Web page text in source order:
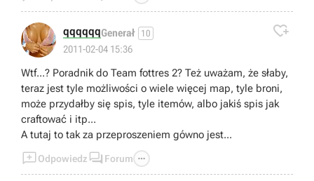
qqqqqqGenerał 10
2011-02-04 15:36

Wtf...? Poradnik do Team fottres 2? Też uważam, że słaby,
teraz jest tyle możliwości o wiele więcej map, tyle broni,
może przydałby się spis, tyle itemów, albo jakiś spis jak
craftować i itp...
A tutaj to tak za przeproszeniem gówno jest...
Odpowiedz  Forum 